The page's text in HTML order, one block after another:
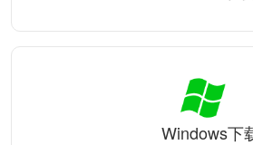
Windows下